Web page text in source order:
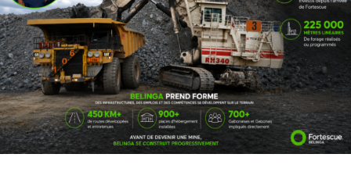
210 millions de tonnes par an, avec plus de990
départs de navires minéraliers. À Perth, le centre
d’opérations « The Hive » permet de suivre à distance les
activités minières, ferroviaires et portuaires grâce aux
données en temps réel et aux technologies autonomes.
Le groupe transporte ainsi plus de 200millions de
tonnes de minerai chaque année
. Il emploie plus de20
000 personnes, a réalisé des projets d’une valeur de